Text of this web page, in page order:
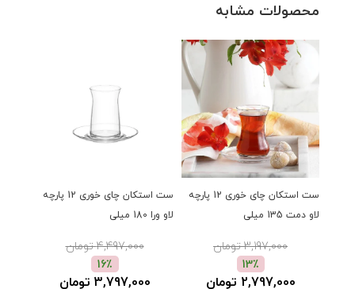
محصولات مشابه
ست استکان چای خوری 12 پارچه
لاو دمت 135 میلی
3,197,000 تومان
13٪
2,797,000 تومان
ست استکان چای خوری 12 پارچه
لاو ورا 180 میلی
4,497,000 تومان
16٪
3,797,000 تومان